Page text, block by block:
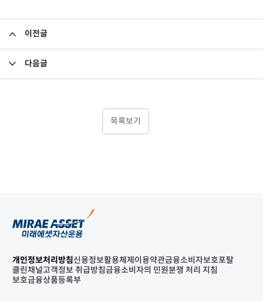
이전글
다음글
목록보기
개인정보처리방침신용정보활용체제 이용약관금융소비자보호포탈
클린채널고객정보 취급방침금융소비자의 민원분쟁 처리 지침
보호금융상품등록부